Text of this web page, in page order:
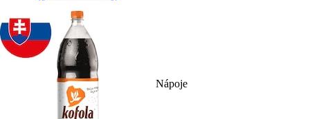
Nápoje